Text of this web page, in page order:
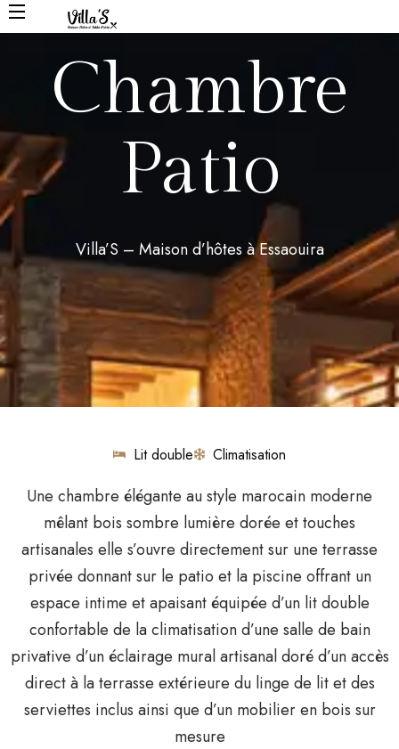
Chambre
Patio
Villa’S – Maison d’hôtes à Essaouira
Lit double Climatisation
Une chambre élégante au style marocain moderne
mêlant bois sombre lumière dorée et touches
artisanales elle s’ouvre directement sur une terrasse
privée donnant sur le patio et la piscine offrant un
espace intime et apaisant équipée d’un lit double
confortable de la climatisation d’une salle de bain
privative d’un éclairage mural artisanal doré d’un accès
direct à la terrasse extérieure du linge de lit et des
serviettes inclus ainsi que d’un mobilier en bois sur
mesure